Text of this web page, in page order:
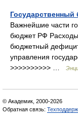
Государственный
Важнейшие части
бюджет РФ Расходы
бюджетный
управления
>>>>>>>>>> …
© Академик, 2000-2026
Обратная связь: